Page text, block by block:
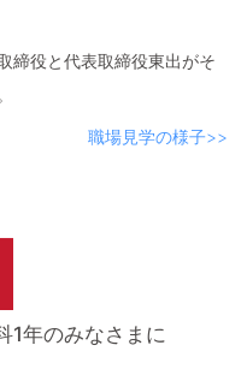
締役と代表取締役東出がそ
職場見学の様子>>
1年のみなさまに